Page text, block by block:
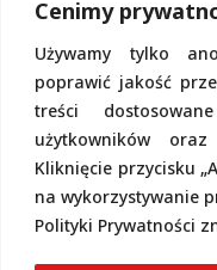
Cenimy
Używamy tylko
poprawić jakość
treści
użytkowników
Kliknięcie przycisku
na wykorzystywanie
Polityki Prywatności
logowanie.
przewiduje się
ani systemu
z
danych
Pełną
pod tym
Polityka Cookies